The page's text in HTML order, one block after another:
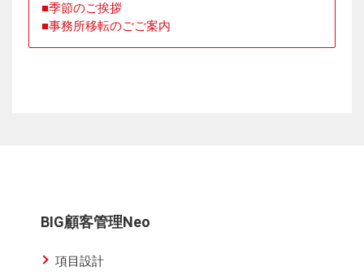
季節のご挨拶
事務所移転のごご案内
BIG顧客管理Neo
項目設計